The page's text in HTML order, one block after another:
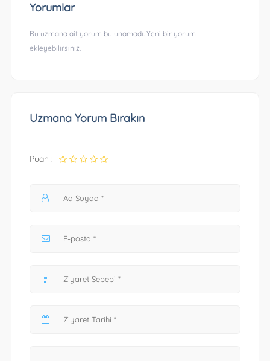
Yorumlar
Bu uzmana ait yorum bulunamadı. Yeni bir yorum
ekleyebilirsiniz.
Uzmana Yorum Bırakın
Puan :